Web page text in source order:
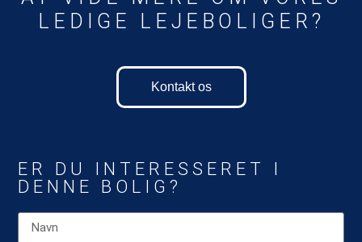
LEDIGE LEJEBOLIGER?
Kontakt os
ER DU INTERESSERET I
DENNE BOLIG?